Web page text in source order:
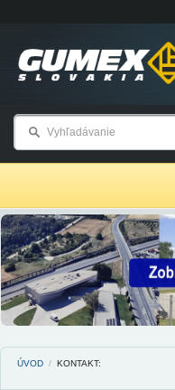
ÚVOD / KONTAKT: